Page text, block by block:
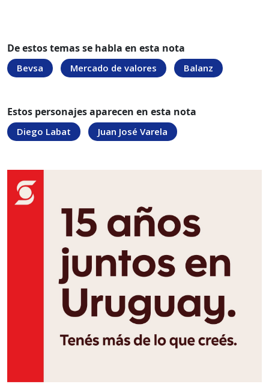
De estos temas se habla en esta nota
Bevsa Mercado de valores Balanz
Estos personajes aparecen en esta nota
Diego Labat Juan José Varela